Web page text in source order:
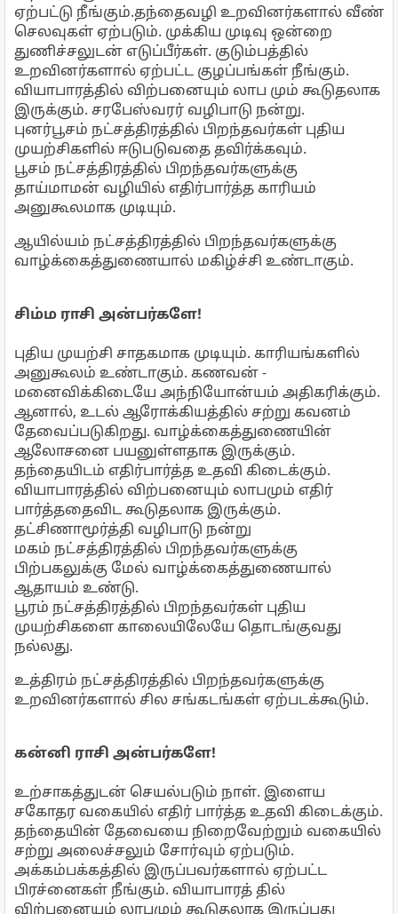
ஏற்பட்டு நீங்கும்.தந்தைவழி உறவினர்களால் வீண்
செலவுகள் ஏற்படும். முக்கிய முடிவு ஒன்றை
துணிச்சலுடன் எடுப்பீர்கள். குடும்பத்தில்
உறவினர்களால் ஏற்பட்ட குழப்பங்கள் நீங்கும்.
வியாபாரத்தில் விற்பனையும் லாப மும் கூடுதலாக
இருக்கும். சரபேஸ்வரர் வழிபாடு நன்று.
புனர்பூசம் நட்சத்திரத்தில் பிறந்தவர்கள் புதிய
முயற்சிகளில் ஈடுபடுவதை தவிர்க்கவும்.
பூசம் நட்சத்திரத்தில் பிறந்தவர்களுக்கு
தாய்மாமன் வழியில் எதிர்பார்த்த காரியம்
அனுகூலமாக முடியும்.
ஆயில்யம் நட்சத்திரத்தில் பிறந்தவர்களுக்கு
வாழ்க்கைத்துணையால் மகிழ்ச்சி உண்டாகும்.
சிம்ம ராசி அன்பர்களே!
புதிய முயற்சி சாதகமாக முடியும். காரியங்களில்
அனுகூலம் உண்டாகும். கணவன் -
மனைவிக்கிடையே அந்நியோன்யம் அதிகரிக்கும்.
ஆனால், உடல் ஆரோக்கியத்தில் சற்று கவனம்
தேவைப்படுகிறது. வாழ்க்கைத்துணையின்
ஆலோசனை பயனுள்ளதாக இருக்கும்.
தந்தையிடம் எதிர்பார்த்த உதவி கிடைக்கும்.
வியாபாரத்தில் விற்பனையும் லாபமும் எதிர்
பார்த்ததைவிட கூடுதலாக இருக்கும்.
தட்சிணாமூர்த்தி வழிபாடு நன்று
மகம் நட்சத்திரத்தில் பிறந்தவர்களுக்கு
பிற்பகலுக்கு மேல் வாழ்க்கைத்துணையால்
ஆதாயம் உண்டு.
பூரம் நட்சத்திரத்தில் பிறந்தவர்கள் புதிய
முயற்சிகளை காலையிலேயே தொடங்குவது
நல்லது.
உத்திரம் நட்சத்திரத்தில் பிறந்தவர்களுக்கு
உறவினர்களால் சில சங்கடங்கள் ஏற்படக்கூடும்.
கன்னி ராசி அன்பர்களே!
உற்சாகத்துடன் செயல்படும் நாள். இளைய
சகோதர வகையில் எதிர் பார்த்த உதவி கிடைக்கும்.
தந்தையின் தேவையை நிறைவேற்றும் வகையில்
சற்று அலைச்சலும் சோர்வும் ஏற்படும்.
அக்கம்பக்கத்தில் இருப்பவர்களால் ஏற்பட்ட
பிரச்னைகள் நீங்கும். வியாபாரத் தில்
விற்பனையும் லாபமும் கூடுதலாக இருப்பது